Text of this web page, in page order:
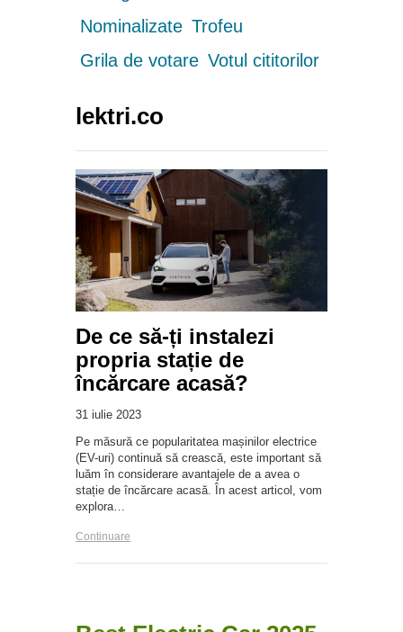
Nominalizate Trofeu
Grila de votare Votul cititorilor
lektri.co
De ce să-ți instalezi
propria stație de
încărcare acasă?
31 iulie 2023
Pe măsură ce popularitatea mașinilor electrice
(EV-uri) continuă să crească, este important să
luăm în considerare avantajele de a avea o
stație de încărcare acasă. În acest articol, vom
explora…
Continuare